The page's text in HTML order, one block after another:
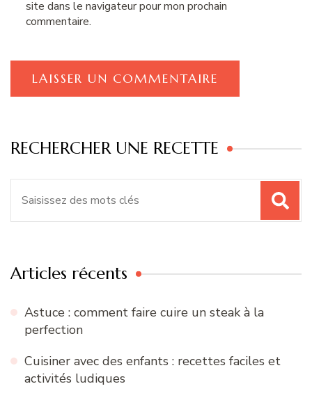
site dans le navigateur pour mon prochain
commentaire.
RECHERCHER UNE RECETTE
Articles récents
Astuce : comment faire cuire un steak à la
perfection
Cuisiner avec des enfants : recettes faciles et
activités ludiques